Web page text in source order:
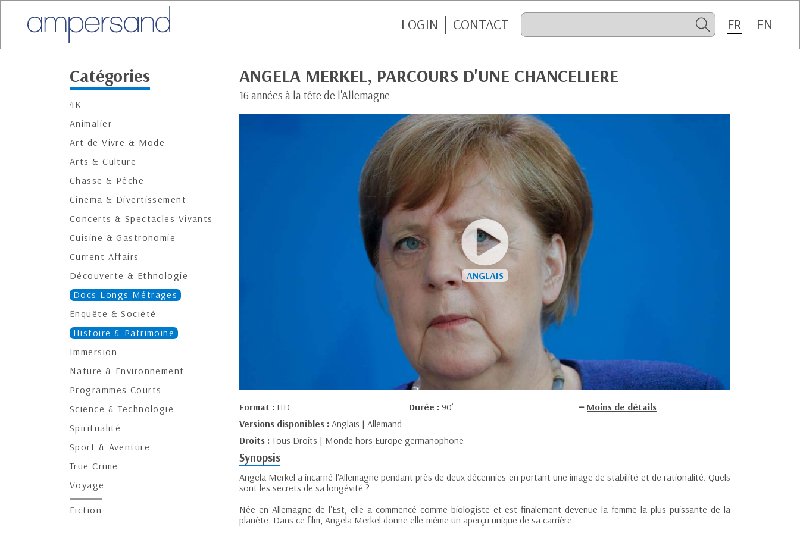
LOGIN CONTACT FR EN
Catégories
4K
Animalier
Art de Vivre & Mode
Arts & Culture
Chasse & Pêche
Cinema & Divertissement
Concerts & Spectacles Vivants
Cuisine & Gastronomie
Current Affairs
Découverte & Ethnologie
Docs Longs Métrages
Enquête & Société
Histoire & Patrimoine
Immersion
Nature & Environnement
Programmes Courts
Science & Technologie
Spiritualité
Sport & Aventure
True Crime
Voyage
Fiction
ANGELA MERKEL, PARCOURS D'UNE CHANCELIERE
16 années à la tête de l'Allemagne
Format : HD Durée : 90’
Moins de détails
Versions disponibles : Anglais | Allemand
Droits :Tous Droits | Monde hors Europe germanophone
Synopsis
Angela Merkel a incarné l'Allemagne pendant près de deux décennies en portant une image de stabilité et de rationalité. Quels
sont les secrets de sa longévité ?
Née en Allemagne de l'Est, elle a commencé comme biologiste et est finalement devenue la femme la plus puissante de la
planète. Dans ce film, Angela Merkel donne elle-même un aperçu unique de sa carrière.